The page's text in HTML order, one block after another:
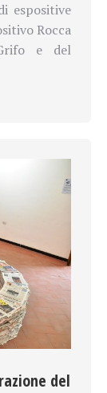
espositive
Rocca
e del
del